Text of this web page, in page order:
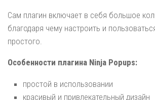
Сам плагин включает в себя большое
благодаря чему настроить и
простого.
Особенности плагина Ninja Popups:
простой в использовании
красивый и привлекательный дизайн